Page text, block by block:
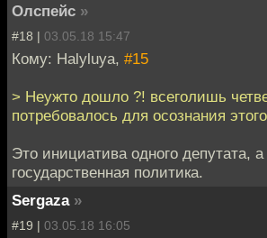
Олспейс »
#18 | 03.05.18 15:47
Кому: Halyluya, #15
> Неужто дошло ?! всеголишь
потребовалось для осознания
Это инициатива одного депутата,
государственная политика.
Sergaza »
#19 | 03.05.18 16:05